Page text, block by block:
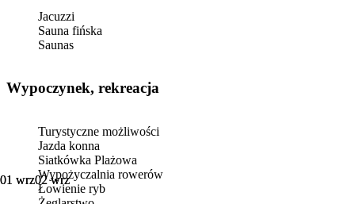
01 wrz02 wrz
01 wrz02 wrz
Jacuzzi
Sauna fińska
Saunas
Wypoczynek, rekreacja
Turystyczne możliwości
Jazda konna
Siatkówka Plażowa
Wypożyczalnia rowerów
Łowienie ryb